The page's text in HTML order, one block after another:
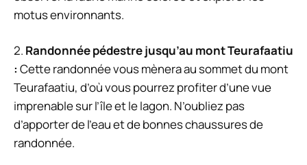
motus environnants.
2. Randonnée pédestre jusqu’au mont Teurafaatiu
: Cette randonnée vous mènera au sommet du mont
Teurafaatiu, d’où vous pourrez profiter d’une vue
imprenable sur l’île et le lagon. N’oubliez pas
d’apporter de l’eau et de bonnes chaussures de
randonnée.